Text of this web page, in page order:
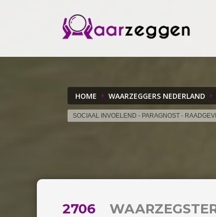
HOME WAARZEGGERS NEDERLAND
SOCIAAL INVOELEND - PARAGNOST -
2706